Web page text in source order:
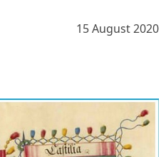
15 August 2020